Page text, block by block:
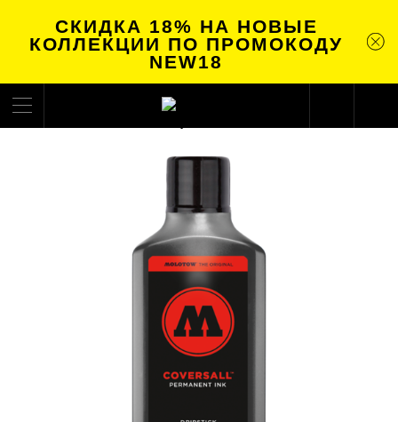
СКИДКА 18% НА НОВЫЕ
КОЛЛЕКЦИИ ПО ПРОМОКОДУ
NEW18